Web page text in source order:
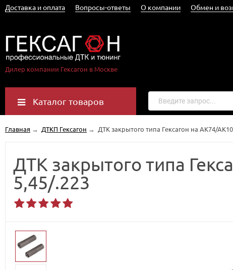
Доставка и оплата Вопросы-ответы О компании Обмен и
Дилер компании Гексагон в Москве
Каталог товаров
Главная → ДТКП Гексагон → ДТК закрытого типа Гексагон на АК74/
ДТК закрытого типа
5,45/.223